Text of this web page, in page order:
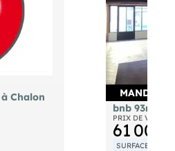
Chalon
MANDAT
AV local
bnb 93m²
PRIX DE VENTE
61 000
SURFACE